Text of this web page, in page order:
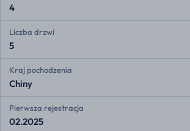
4
Liczba drzwi
5
Kraj pochodzenia
Chiny
Pierwsza rejestracja
02.2025